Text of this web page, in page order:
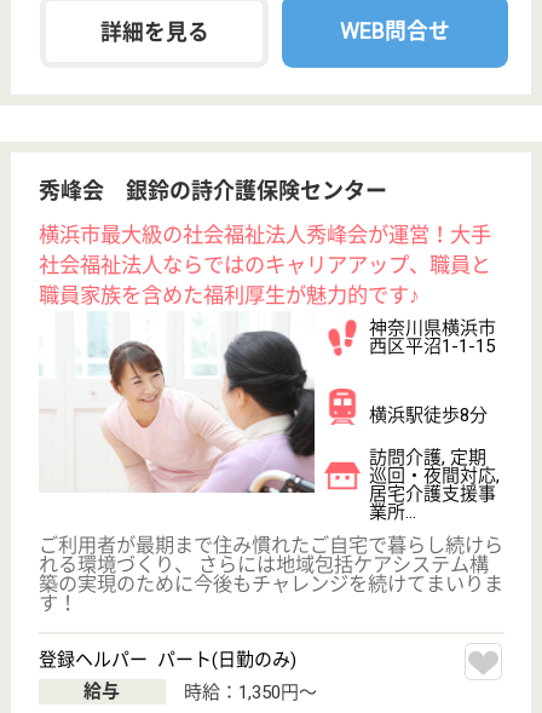
れる環境づくり、 さらには地域包括ケアシステム構
築の実現のために今後もチャレンジを続けてまいりま
サービス提供責任者 正社員(日勤のみ)
サービス提供責任者
育休・産休
寮あり
詳細を見る WEB問合せ
秀峰会 陽光の大地介護保険センター
横浜市最大級の社会福祉法人秀峰会が運営！大手
社会福祉法人ならではのキャリアアップ、職員と
職員家族を含めた福利厚生が魅力的です♪
神奈川県横浜市
金沢区釜利谷東
2-3-10
金沢文庫駅徒歩
訪問介護, 定期
巡回・夜間対応,
居宅介護支援事
業所...
ご利用者が最期まで住み慣れたご自宅で暮らし続けら
れる環境づくり、 さらには地域包括ケアシステム構
築の実現のために今後もチャレンジを続けてまいりま
す！
サービス提供責任者 正社員(日勤のみ)
月給：262,000円〜278,000円